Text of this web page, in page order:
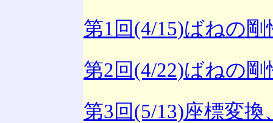
第1回(4/15)ばねの
第2回(4/22)ばねの
第3回(5/13)座標変